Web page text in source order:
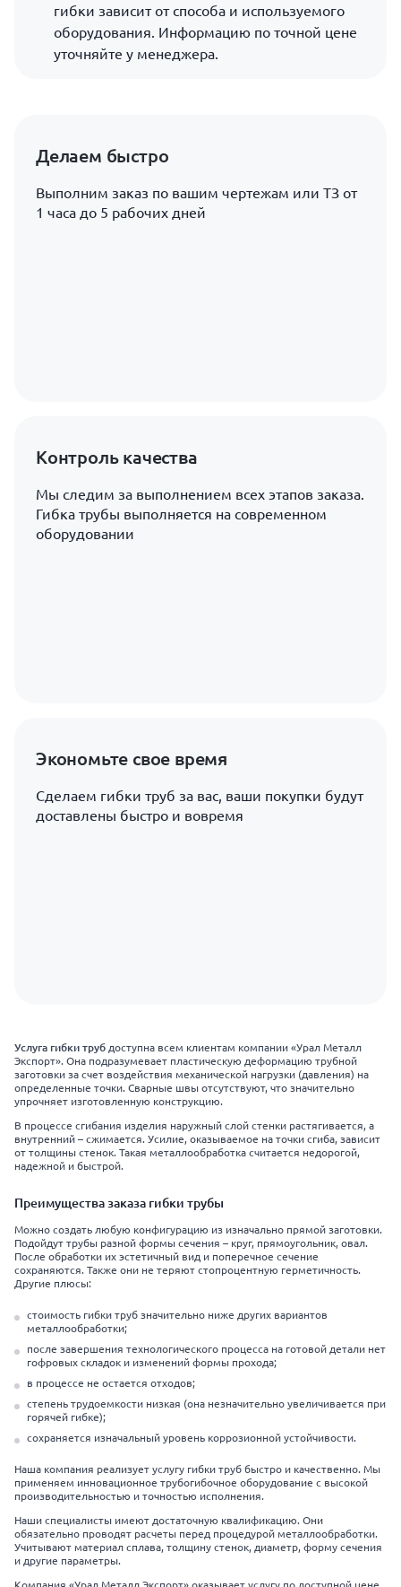
гибки зависит от способа и используемого
оборудования. Информацию по точной цене
уточняйте у менеджера.
Делаем быстро
Выполним заказ по вашим чертежам или ТЗ от
1 часа до 5 рабочих дней
Контроль качества
Мы следим за выполнением всех этапов заказа.
Гибка трубы выполняется на современном
оборудовании
Экономьте свое время
Сделаем гибки труб за вас, ваши покупки будут
доставлены быстро и вовремя
Услуга гибки труб доступна всем клиентам компании «Урал Металл
Экспорт». Она подразумевает пластическую деформацию трубной
заготовки за счет воздействия механической нагрузки (давления) на
определенные точки. Сварные швы отсутствуют, что значительно
упрочняет изготовленную конструкцию.
В процессе сгибания изделия наружный слой стенки растягивается, а
внутренний – сжимается. Усилие, оказываемое на точки сгиба, зависит
от толщины стенок. Такая металлообработка считается недорогой,
надежной и быстрой.
Преимущества заказа гибки трубы
Можно создать любую конфигурацию из изначально прямой заготовки.
Подойдут трубы разной формы сечения – круг, прямоугольник, овал.
После обработки их эстетичный вид и поперечное сечение
сохраняются. Также они не теряют стопроцентную герметичность.
Другие плюсы:
стоимость гибки труб значительно ниже других вариантов
металлообработки;
после завершения технологического процесса на готовой детали нет
гофровых складок и изменений формы прохода;
в процессе не остается отходов;
степень трудоемкости низкая (она незначительно увеличивается при
горячей гибке);
сохраняется изначальный уровень коррозионной устойчивости.
Наша компания реализует услугу гибки труб быстро и качественно. Мы
применяем инновационное трубогибочное оборудование с высокой
производительностью и точностью исполнения.
Наши специалисты имеют достаточную квалификацию. Они
обязательно проводят расчеты перед процедурой металлообработки.
Учитывают материал сплава, толщину стенок, диаметр, форму сечения
и другие параметры.